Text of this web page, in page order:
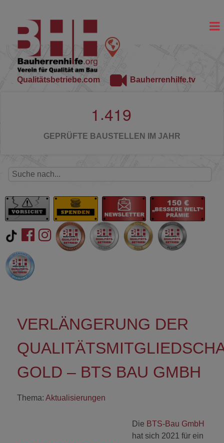
Qualitätsbetriebe.com Bauherrenhilfe.tv
1 .419
GEPRÜFTE BAUSTELLEN IM JAHR
VERLÄNGERUNG DER
GOLD – BTS BAU GMBH
Thema: Aktualisierungen
Die BTS-Bau GmbH
hat sich 2021 für ein